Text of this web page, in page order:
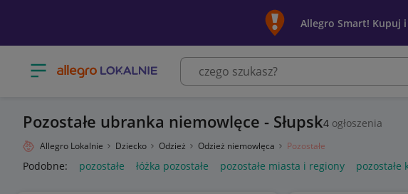
Allegro Smart! Kupuj
Otwórz menu z kategoriami
Pozostałe ubranka niemowlęce - Słupsk4 ogłoszenia
Allegro Lokalnie Dziecko Odzież Odzież niemowlęca Pozostałe
Podobne: pozostałe łóżka pozostałe pozostałe miasta i regiony pozostałe